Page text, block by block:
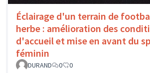
Éclairage d'un terrain de
herbe : amélioration des
d'accueil et mise en avant du
féminin
DURAND 0 0